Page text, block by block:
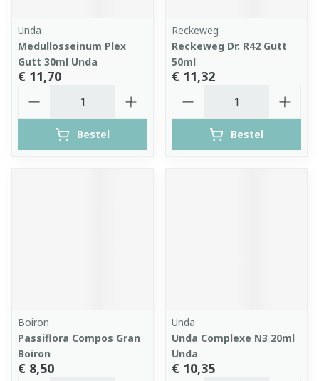
Unda
Medullosseinum Plex
Gutt 30ml Unda
€ 11,70
Bestel
Reckeweg
Reckeweg Dr. R42 Gutt
50ml
€ 11,32
Bestel
Boiron
Passiflora Compos Gran
Boiron
€ 8,50
Unda
Unda Complexe N3 20ml
Unda
€ 10,35